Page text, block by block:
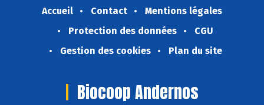
Accueil Contact
Mentions légales
Protection des données
CGU
Gestion des cookies
Plan du site
Biocoop Andernos